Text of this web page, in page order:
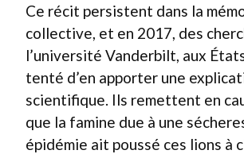
Ce récit persistent dans la
collective, et en 2017, des
l’université Vanderbilt, aux
tenté d’en apporter une
scientifique. Ils remettent en
que la famine due à une
épidémie ait poussé ces lions à